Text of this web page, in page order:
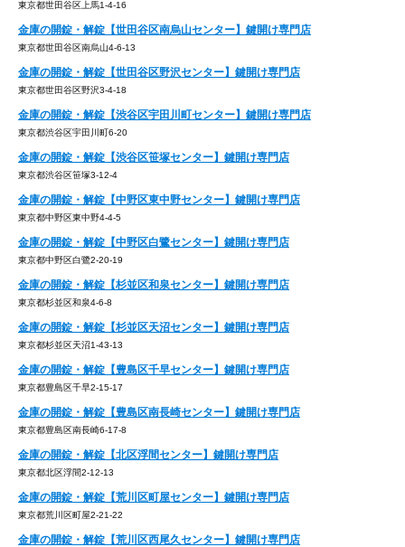
東京都世田谷区上馬1-4-16
金庫の開錠・解錠【世田谷区南烏山センター】鍵開け専門店
東京都世田谷区南烏山4-6-13
金庫の開錠・解錠【世田谷区野沢センター】鍵開け専門店
東京都世田谷区野沢3-4-18
金庫の開錠・解錠【渋谷区宇田川町センター】鍵開け専門店
東京都渋谷区宇田川町6-20
金庫の開錠・解錠【渋谷区笹塚センター】鍵開け専門店
東京都渋谷区笹塚3-12-4
金庫の開錠・解錠【中野区東中野センター】鍵開け専門店
東京都中野区東中野4-4-5
金庫の開錠・解錠【中野区白鷺センター】鍵開け専門店
東京都中野区白鷺2-20-19
金庫の開錠・解錠【杉並区和泉センター】鍵開け専門店
東京都杉並区和泉4-6-8
金庫の開錠・解錠【杉並区天沼センター】鍵開け専門店
東京都杉並区天沼1-43-13
金庫の開錠・解錠【豊島区千早センター】鍵開け専門店
東京都豊島区千早2-15-17
金庫の開錠・解錠【豊島区南長崎センター】鍵開け専門店
東京都豊島区南長崎6-17-8
金庫の開錠・解錠【北区浮間センター】鍵開け専門店
東京都北区浮間2-12-13
金庫の開錠・解錠【荒川区町屋センター】鍵開け専門店
東京都荒川区町屋2-21-22
金庫の開錠・解錠【荒川区西尾久センター】鍵開け専門店